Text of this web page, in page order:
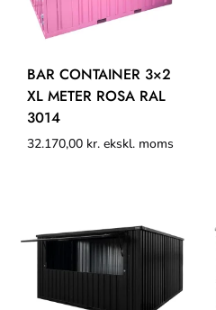
BAR CONTAINER 3×2
XL METER ROSA RAL
3014
32.170,00 kr. ekskl. moms